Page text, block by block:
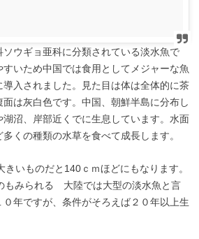
ソウギョ亜科に分類されている淡水魚で
いため中国では食用としてメジャーな魚
入されました。見た目は体は全体的に茶
は灰白色です。中国、朝鮮半島に分布し
沼、岸部近くでに生息しています。水面
くの種類の水草を食べて成長します。
いものだと140ｃｍほどにもなります。
もみられる 大陸では大型の淡水魚と言
年ですが、条件がそろえば２０年以上生